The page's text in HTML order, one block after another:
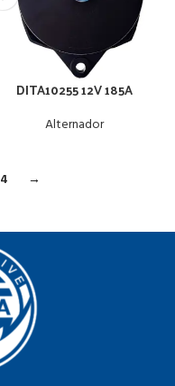
DITA10255 12V 185A
Alternador
4 →